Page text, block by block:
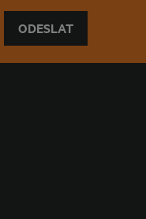
ODESLAT